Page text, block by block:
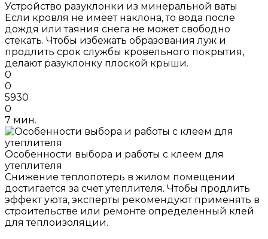
Устройство разуклонки из минеральной ваты
Если кровля не имеет наклона, то вода после
дождя или таяния снега не может свободно
стекать. Чтобы избежать образования луж и
продлить срок службы кровельного покрытия,
делают разуклонку плоской крыши.
0
0
5930
0
7 мин.
Особенности выбора и работы с клеем для
утеплителя
Снижение теплопотерь в жилом помещении
достигается за счет утеплителя. Чтобы продлить
эффект уюта, эксперты рекомендуют применять в
строительстве или ремонте определенный клей
для теплоизоляции.